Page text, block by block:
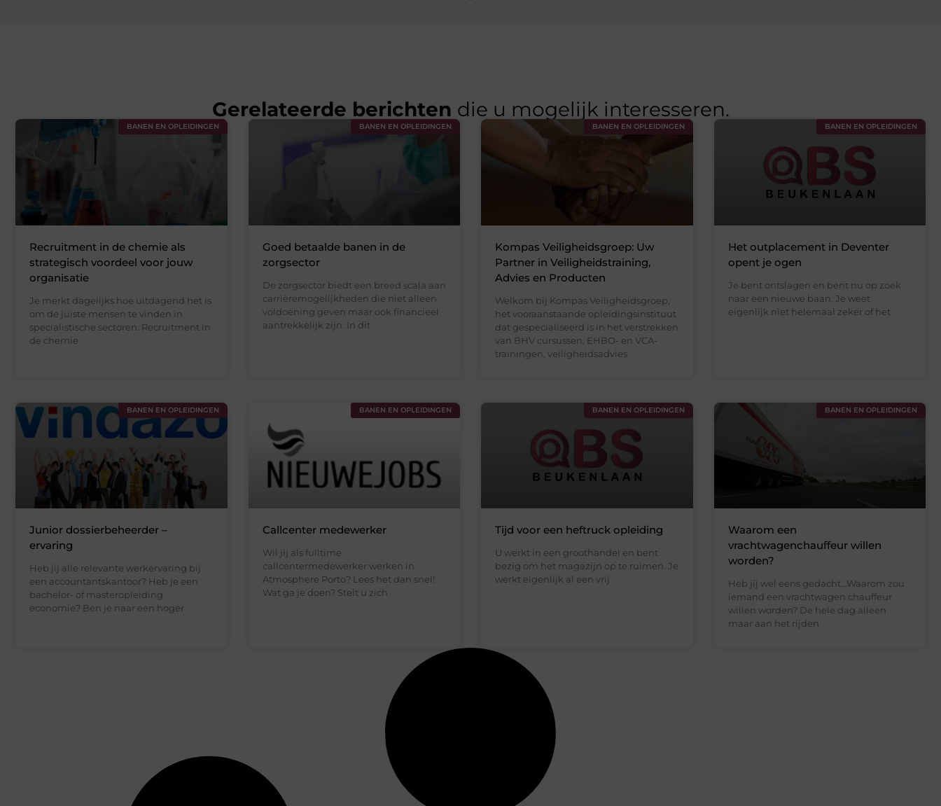
Gerelateerde berichten die u mogelijk interesseren.
BANEN EN OPLEIDINGEN
Recruitment in de chemie als
strategisch voordeel voor jouw
organisatie
Je merkt dagelijks hoe uitdagend het is
om de juiste mensen te vinden in
specialistische sectoren. Recruitment in
de chemie
BANEN EN OPLEIDINGEN
Goed betaalde banen in de
zorgsector
De zorgsector biedt een breed scala aan
carrièremogelijkheden die niet alleen
voldoening geven maar ook financieel
aantrekkelijk zijn. In dit
BANEN EN OPLEIDINGEN
Kompas Veiligheidsgroep: Uw
Partner in Veiligheidstraining,
Advies en Producten
Welkom bij Kompas Veiligheidsgroep,
het vooraanstaande opleidingsinstituut
dat gespecialiseerd is in het verstrekken
van BHV cursussen, EHBO- en VCA-
trainingen, veiligheidsadvies
BANEN EN OPLEIDINGEN
Het outplacement in Deventer
opent je ogen
Je bent ontslagen en bent nu op zoek
naar een nieuwe baan. Je weet
eigenlijk niet helemaal zeker of het
BANEN EN OPLEIDINGEN
Junior dossierbeheerder –
ervaring
Heb jij alle relevante werkervaring bij
een accountantskantoor? Heb je een
bachelor- of masteropleiding
economie? Ben je naar een hoger
BANEN EN OPLEIDINGEN
Callcenter medewerker
Wil jij als fulltime
callcentermedewerker werken in
Atmosphere Porto? Lees het dan snel!
Wat ga je doen? Stelt u zich
BANEN EN OPLEIDINGEN
Tijd voor een heftruck opleiding
U werkt in een groothandel en bent
bezig om het magazijn op te ruimen. Je
werkt eigenlijk al een vrij
BANEN EN OPLEIDINGEN
Waarom een
vrachtwagenchauffeur willen
worden?
Heb jij wel eens gedacht…Waarom zou
iemand een vrachtwagen chauffeur
willen worden? De hele dag alleen
maar aan het rijden